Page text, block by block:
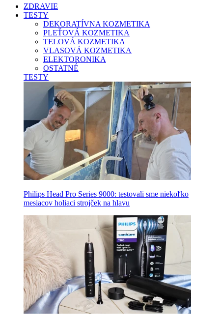
ZDRAVIE
TESTY
DEKORATÍVNA KOZMETIKA
PLEŤOVÁ KOZMETIKA
TELOVÁ KOZMETIKA
VLASOVÁ KOZMETIKA
ELEKTORONIKA
OSTATNÉ
TESTY
Philips Head Pro Series 9000: testovali sme niekoľko
mesiacov holiaci strojček na hlavu